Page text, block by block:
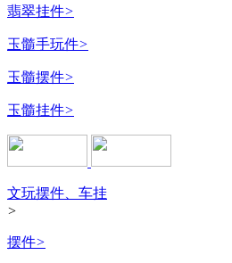
翡翠挂件>
玉髓手玩件>
玉髓摆件>
玉髓挂件>
文玩摆件、车挂
>
摆件>